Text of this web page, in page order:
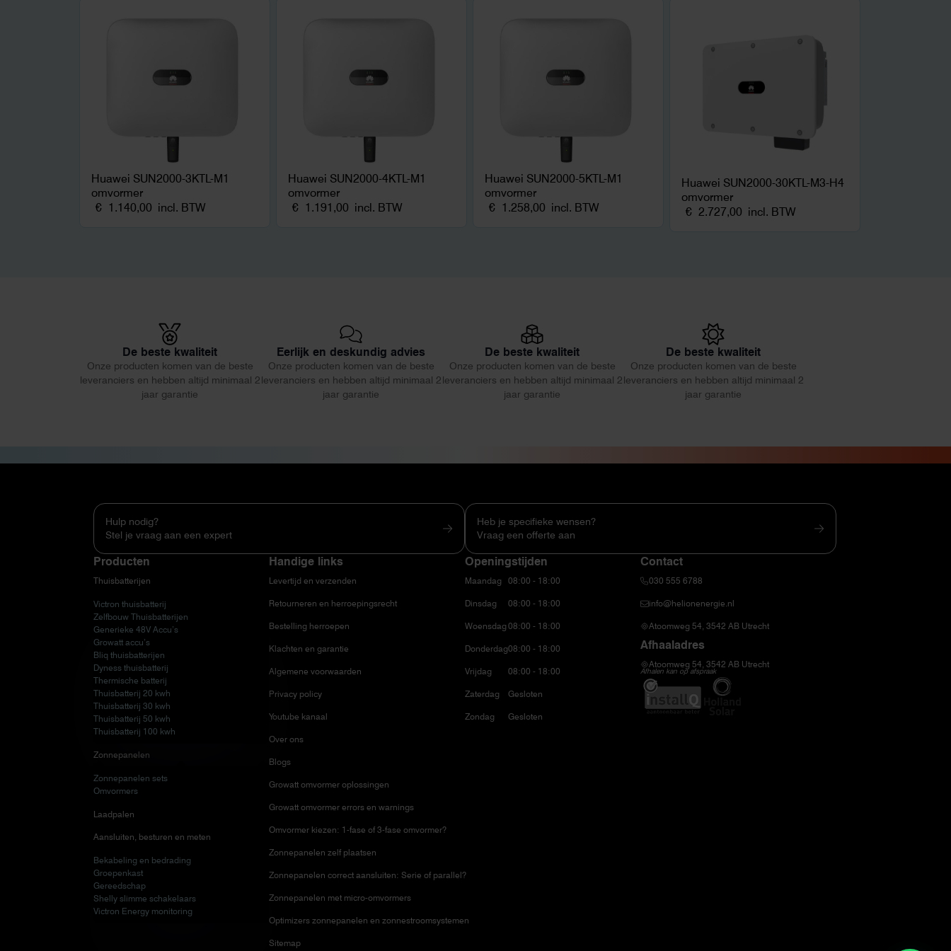
Huawei SUN2000-3KTL-M1
omvormer
€ 1.140,00 incl. BTW
Huawei SUN2000-4KTL-M1
omvormer
€ 1.191,00 incl. BTW
Huawei SUN2000-5KTL-M1
omvormer
€ 1.258,00 incl. BTW
Huawei SUN2000-30KTL-M3-H4
omvormer
€ 2.727,00 incl. BTW
De beste kwaliteit
Onze producten komen van de beste
leveranciers en hebben altijd minimaal 2
jaar garantie
Eerlijk en deskundig advies
Onze producten komen van de beste
leveranciers en hebben altijd minimaal 2
jaar garantie
De beste kwaliteit
Onze producten komen van de beste
leveranciers en hebben altijd minimaal 2
jaar garantie
De beste kwaliteit
Onze producten komen van de beste
leveranciers en hebben altijd minimaal 2
jaar garantie
Hulp nodig?
Stel je vraag aan een expert
Producten
Thuisbatterijen
Victron thuisbatterij
Zelfbouw Thuisbatterijen
Generieke 48V Accu’s
Growatt accu’s
Bliq thuisbatterijen
Dyness thuisbatterij
Thermische batterij
Thuisbatterij 20 kwh
Thuisbatterij 30 kwh
Thuisbatterij 50 kwh
Thuisbatterij 100 kwh
Zonnepanelen
Zonnepanelen sets
Omvormers
Laadpalen
Aansluiten, besturen en meten
Bekabeling en bedrading
Groepenkast
Gereedschap
Shelly slimme schakelaars
Victron Energy monitoring
Handige links
Levertijd en verzenden
Retourneren en herroepingsrecht
Bestelling herroepen
Klachten en garantie
Algemene voorwaarden
Privacy policy
Youtube kanaal
Over ons
Blogs
Growatt omvormer oplossingen
Growatt omvormer errors en warnings
Omvormer kiezen: 1-fase of 3-fase omvormer?
Zonnepanelen zelf plaatsen
Zonnepanelen correct aansluiten: Serie of parallel?
Zonnepanelen met micro-omvormers
Optimizers zonnepanelen en zonnestroomsystemen
Sitemap
Heb je specifieke wensen?
Vraag een offerte aan
Openingstijden
Maandag
Dinsdag
Woensdag
Donderdag
Vrijdag
Zaterdag
Zondag
08:00 - 18:00
08:00 - 18:00
08:00 - 18:00
08:00 - 18:00
08:00 - 18:00
Gesloten
Gesloten
Contact
030 555 6788
info@helionenergie.nl
Atoomweg 54, 3542 AB Utrecht
Afhaaladres
Atoomweg 54, 3542 AB Utrecht
Afhalen kan op afspraak